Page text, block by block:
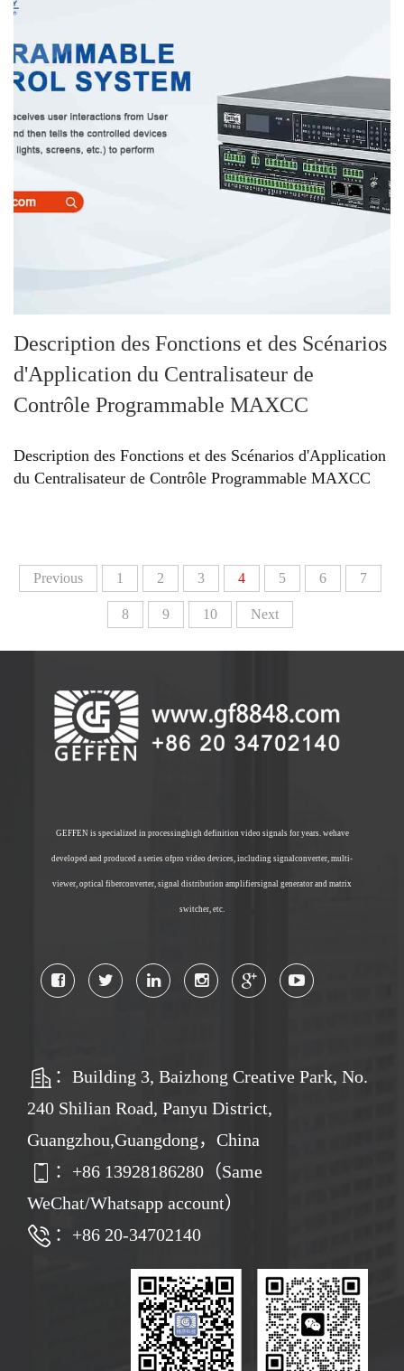
Description des Fonctions et des Scénarios
d'Application du Centralisateur de
Contrôle Programmable MAXCC
Description des Fonctions et des Scénarios d'Application
du Centralisateur de Contrôle Programmable MAXCC
Previous 1 2 3 4 5 6 7
8 9 10 Next
GEFFEN is specialized in processinghigh definition video signals for years. wehave
developed and produced a series ofpro video devices, including signalconverter, multi-
viewer, optical fiberconverter, signal distribution amplifiersignal generator and matrix
switcher, etc.
：Building 3, Baizhong Creative Park, No.
240 Shilian Road, Panyu District,
Guangzhou,Guangdong，China
： +86 13928186280（Same
WeChat/Whatsapp account）
：+86 20-34702140